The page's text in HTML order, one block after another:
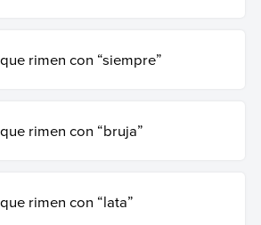
rimen con “siempre”
rimen con “bruja”
rimen con “lata”